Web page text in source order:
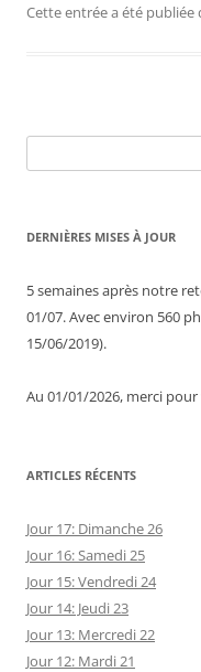
Cette entrée a été publiée
DERNIÈRES MISES À JOUR
5 semaines après notre
01/07. Avec environ 560
15/06/2019).
Au 01/01/2026, merci
ARTICLES RÉCENTS
Jour 17: Dimanche 26
Jour 16: Samedi 25
Jour 15: Vendredi 24
Jour 14: Jeudi 23
Jour 13: Mercredi 22
Jour 12: Mardi 21